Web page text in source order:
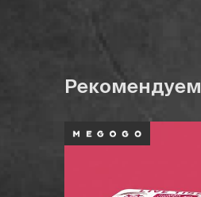
Рекомендуем